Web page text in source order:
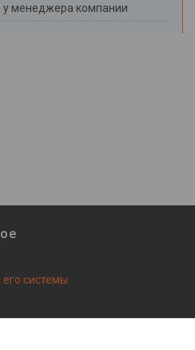
у менеджера компании
системы